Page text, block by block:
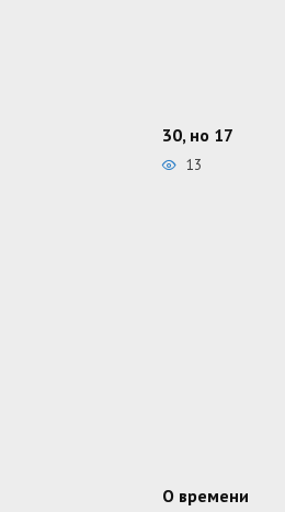
30, но 17
13
О времени